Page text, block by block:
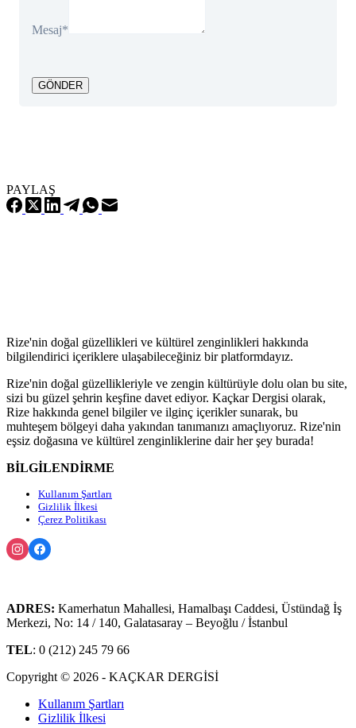
Mesaj*
GÖNDER
PAYLAŞ
Rize'nin doğal güzellikleri ve kültürel zenginlikleri hakkında
bilgilendirici içeriklere ulaşabileceğiniz bir platformdayız.
Rize'nin doğal güzellikleriyle ve zengin kültürüyle dolu olan bu site,
sizi bu güzel şehrin keşfine davet ediyor. Kaçkar Dergisi olarak,
Rize hakkında genel bilgiler ve ilginç içerikler sunarak, bu
muhteşem bölgeyi daha yakından tanımanızı amaçlıyoruz. Rize'nin
eşsiz doğasına ve kültürel zenginliklerine dair her şey burada!
BİLGİLENDİRME
Kullanım Şartları
Gizlilik İlkesi
Çerez Politikası
ADRES: Kamerhatun Mahallesi, Hamalbaşı Caddesi, Üstündağ İş
Merkezi, No: 14 / 140, Galatasaray – Beyoğlu / İstanbul
TEL: 0 (212) 245 79 66
Copyright © 2026 - KAÇKAR DERGİSİ
Kullanım Şartları
Gizlilik İlkesi